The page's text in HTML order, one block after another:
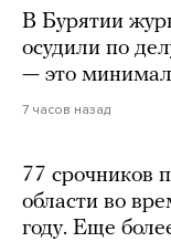
В Бурятии
осудили по
— это
7 часов назад
77 срочников
области во
году. Еще